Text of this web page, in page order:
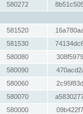
580272
581520
581530
580080
580090
580060
580070
580000